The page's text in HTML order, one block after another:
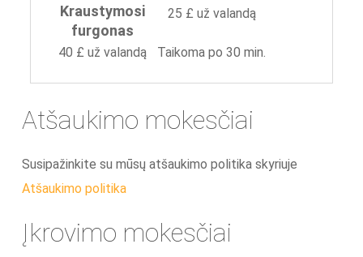
Kraustymosi
furgonas
25 £ už valandą
40 £ už valandą Taikoma po 30 min.
Atšaukimo mokesčiai
Susipažinkite su mūsų atšaukimo politika skyriuje
Atšaukimo politika
Įkrovimo mokesčiai